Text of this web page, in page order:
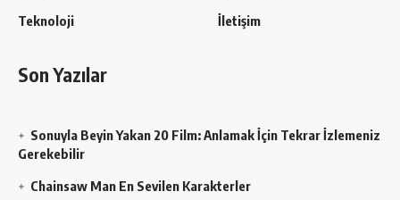
Teknoloji
İletişim
Son Yazılar
Sonuyla Beyin Yakan 20 Film: Anlamak İçin Tekrar İzlemeniz
Gerekebilir
Chainsaw Man En Sevilen Karakterler